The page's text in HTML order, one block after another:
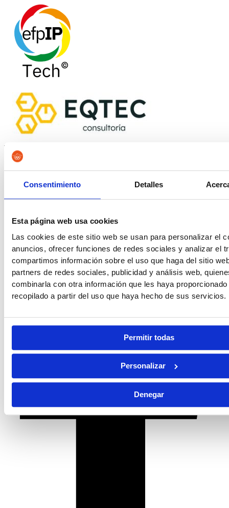
Consentimiento Detalles
Esta página web usa cookies
Las cookies de este sitio web se usan para personalizar el
anuncios, ofrecer funciones de redes sociales y analizar el
compartimos información sobre el uso que haga del sitio
partners de redes sociales, publicidad y análisis web,
combinarla con otra información que les haya
recopilado a partir del uso que haya hecho de sus servicios.
Permitir todas
Personalizar
Denegar
Centro especializado en preparación de oposiciones en
Granada y Málaga.